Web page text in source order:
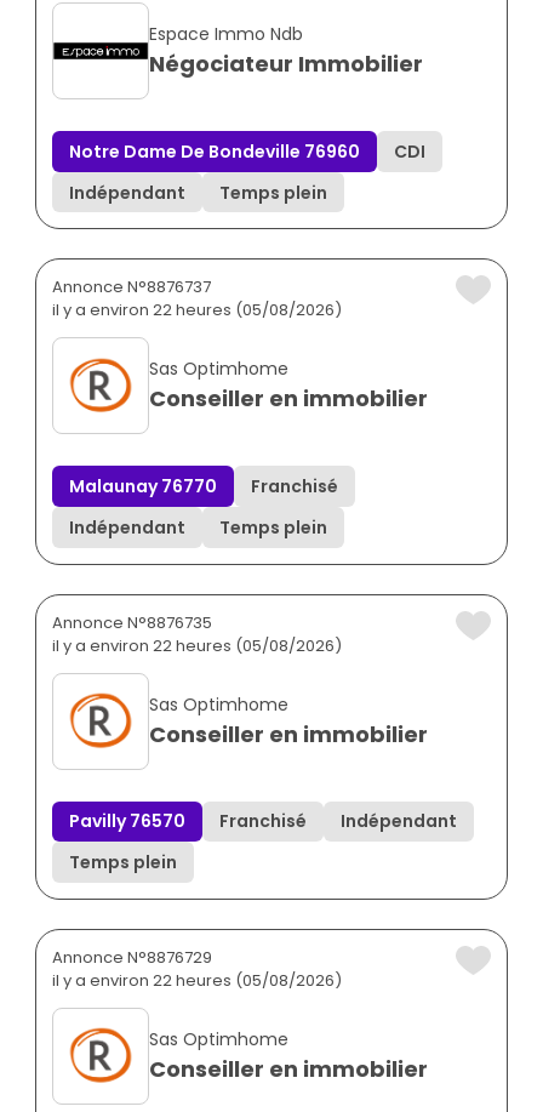
Espace Immo Ndb
Négociateur Immobilier
Notre Dame De Bondeville 76960
CDI
Indépendant
Temps plein
Annonce N°8876737
il y a environ 22 heures (05/08/2026)
Sas Optimhome
Conseiller en immobilier
Malaunay 76770
Franchisé
Indépendant
Temps plein
Annonce N°8876735
il y a environ 22 heures (05/08/2026)
Sas Optimhome
Conseiller en immobilier
Pavilly 76570 Franchisé
Indépendant
Temps plein
Annonce N°8876729
il y a environ 22 heures (05/08/2026)
Sas Optimhome
Conseiller en immobilier